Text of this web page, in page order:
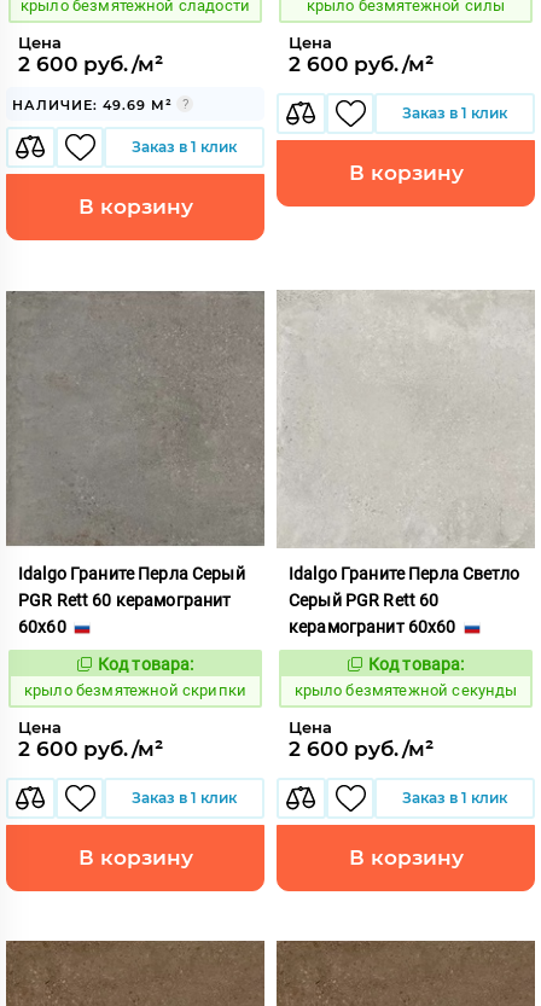
крыло безмятежной сладости
Цена
2 600 руб./м²
НАЛИЧИЕ: 49.69 М²
Заказ в 1 клик
В корзину
крыло безмятежной силы
Цена
2 600 руб./м²
Заказ в 1 клик
В корзину
Idalgo Граните Перла Серый
PGR Rett 60 керамогранит
60x60
828717
Код товара:
крыло безмятежной скрипки
Цена
2 600 руб./м²
Заказ в 1 клик
В корзину
Idalgo Граните Перла Светло
Серый PGR Rett 60
керамогранит 60x60
828712
Код товара:
крыло безмятежной секунды
Цена
2 600 руб./м²
Заказ в 1 клик
В корзину